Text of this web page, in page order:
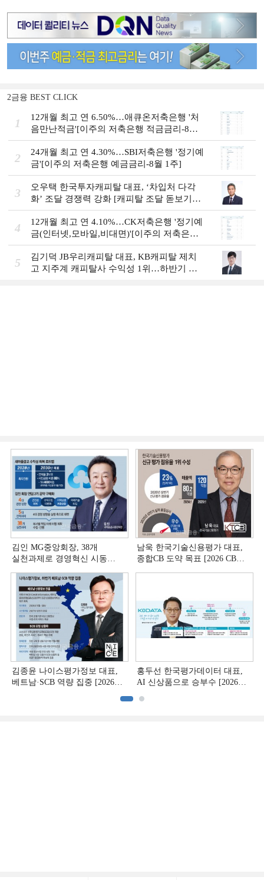
2금융 BEST CLICK
1
12개월 최고 연 6.50%…애큐온저축은행 '처
음만난적금'[이주의 저축은행 적금금리-8월
1주]
2
24개월 최고 연 4.30%…SBI저축은행 '정기예
금'[이주의 저축은행 예금금리-8월 1주]
3
오우택 한국투자캐피탈 대표, ‘차입처 다각
화ʼ 조달 경쟁력 강화 [캐피탈 조달 돋보기
(12)]
4
12개월 최고 연 4.10%…CK저축은행 '정기예
금(인터넷,모바일,비대면)'[이주의 저축은행
예금금리-8월 1주]
5
김기덕 JB우리캐피탈 대표, KB캐피탈 제치
고 지주계 캐피탈사 수익성 1위…하반기 외
김인 MG중앙회장, 38개
실천과제로 경영혁신 시동
남욱 한국기술신용평가 대표,
종합CB 도약 목표 [2026 CB사
김종윤 나이스평가정보 대표,
베트남·SCB 역량 집중 [2026
홍두선 한국평가데이터 대표,
AI 신상품으로 승부수 [2026